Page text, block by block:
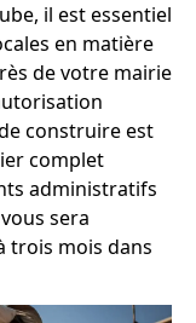
il est essentiel
en matière
de votre mairie
construire est
complet
administratifs
sera
trois mois dans